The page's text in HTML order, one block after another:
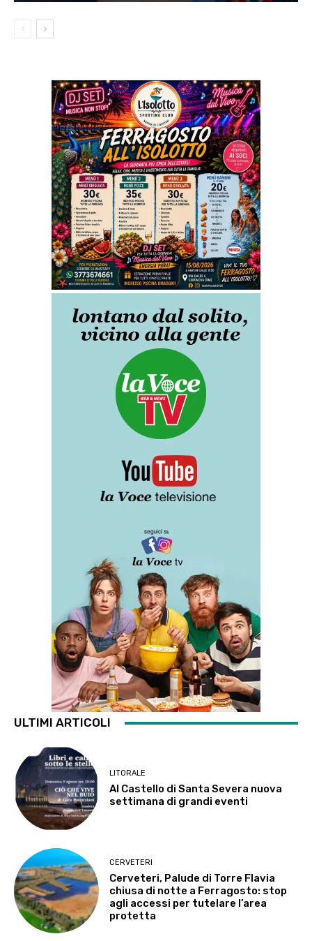
ULTIMI ARTICOLI
LITORALE
Al Castello di Santa Severa nuova
settimana di grandi eventi
CERVETERI
Cerveteri, Palude di Torre Flavia
chiusa di notte a Ferragosto: stop
agli accessi per tutelare l’area
protetta